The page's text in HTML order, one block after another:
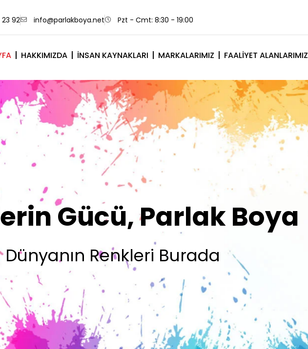
92 info@parlakboya.net Pzt - Cmt: 8:30 - 19:00
HAKKIMIZDA İNSAN KAYNAKLARI MARKALARIMIZ FAALIYET ALANLARIMIZ
Sizin İmzanız
Olsun